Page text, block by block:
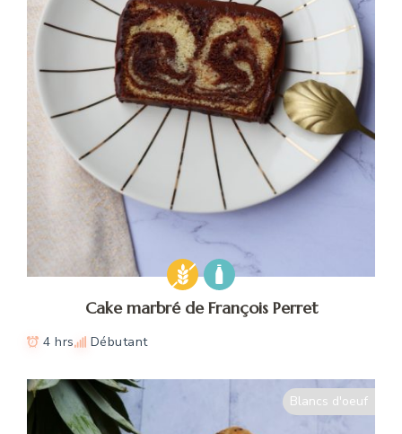
Cake marbré de François Perret
4 hrs Débutant
Blancs d'oeuf